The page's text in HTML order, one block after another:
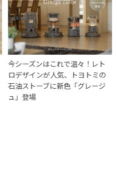
今シーズンはこれで温々！レト
ロデザインが人気、トヨトミの
石油ストーブに新色「グレージ
ュ」登場